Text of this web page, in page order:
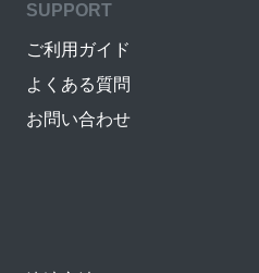
SUPPORT
ご利用ガイド
よくある質問
お問い合わせ